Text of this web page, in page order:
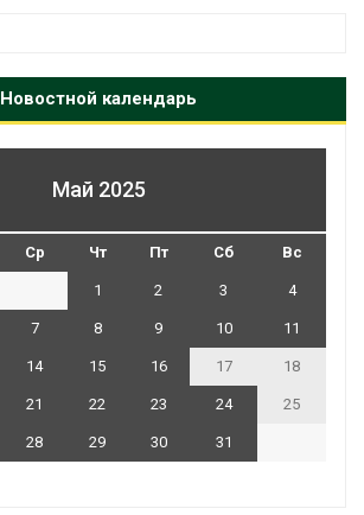
Новостной календарь
Май 2025
Ср Чт Пт Сб Вс
1 2 3 4
7 8 9 10 11
14 15 16 17 18
21 22 23 24 25
28 29 30
31